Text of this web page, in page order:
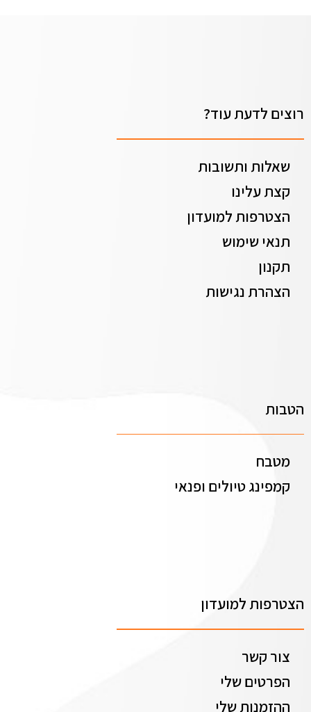
רוצים לדעת עוד?
שאלות ותשובות
קצת עלינו
הצטרפות למועדון
תנאי שימוש
תקנון
הצהרת נגישות
הטבות
מטבח
קמפינג טיולים ופנאי
הצטרפות למועדון
צור קשר
הפרטים שלי
ההזמנות שלי